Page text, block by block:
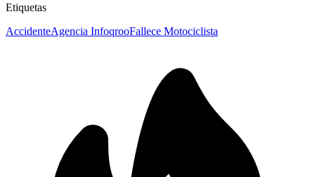
Etiquetas
AccidenteAgencia InfoqrooFallece Motociclista